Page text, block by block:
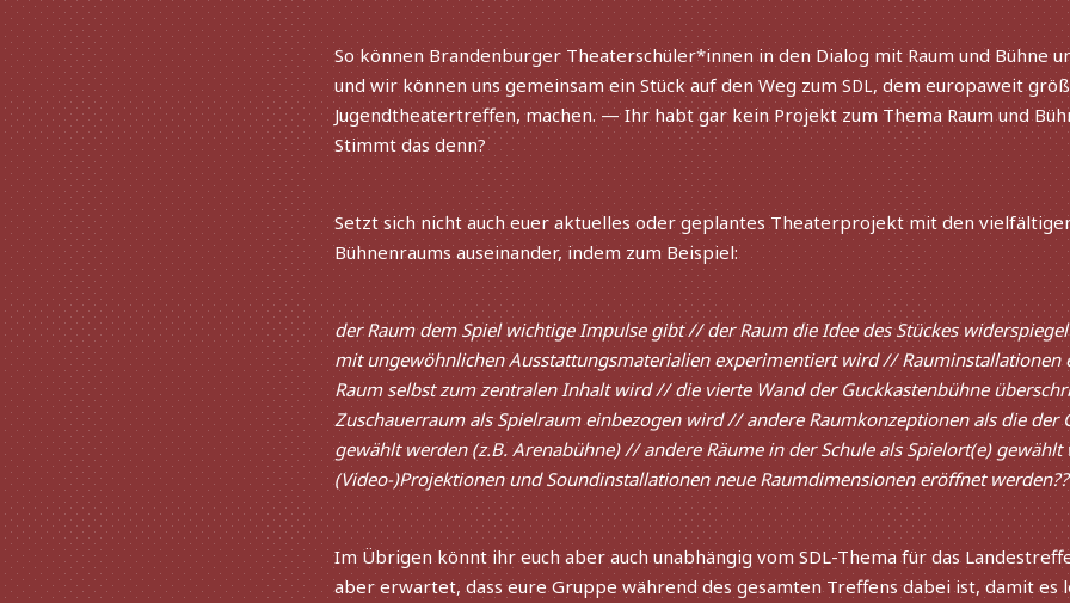
So können Brandenburger Theaterschüler*innen in den Dialog mit Raum und Bühne
und wir können uns gemein­sam ein Stück auf den Weg zumSDL, dem euro­pa­weit
Jugendtheatertreffen, machen. — Ihr habt gar kein Projekt zum Thema Raum und
Stimmt das denn?
Setzt sich nicht auch euer aktu­el­les oder geplan­tes Theaterprojekt mit den
Bühnenraums ausein­an­der, indem zum Beispiel:
der Raum dem Spiel wich­tige Impulse gibt // der Raum die Idee des Stückes
mit unge­wöhn­li­chen Ausstattungsmaterialien expe­ri­men­tiert wird // Rauminstallationen
Raum selbst zum zentra­len Inhalt wird // die vierte Wand der Guckkastenbühne
Zuschauerraum als Spielraum einbe­zo­gen wird // andere Raumkonzeptionen als die der
gewählt werden (z.B. Arenabühne) // andere Räume in der Schule als Spielort(e)
(Video-)Projektionen und Soundinstallationen neue Raumdimensionen eröff­net
Im Übrigen könnt ihr euch aber auch unab­hän­gig vom SDL-Thema für das
aber erwar­tet, dass eure Gruppe während des gesam­ten Treffens dabei ist, damit es